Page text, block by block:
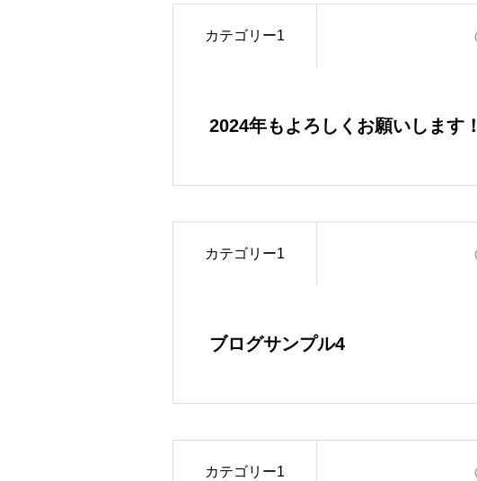
カテゴリー1
2024年もよろしくお願いします！
カテゴリー1
ブログサンプル4
カテゴリー1